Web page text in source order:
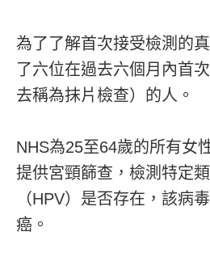
為了了解首次接受檢測的
了六位在過去六個月內首
去稱為抹片檢查）的人。
NHS為25至64歲的所有女
提供宮頸篩查，檢測特定
（HPV）是否存在，該病
癌。